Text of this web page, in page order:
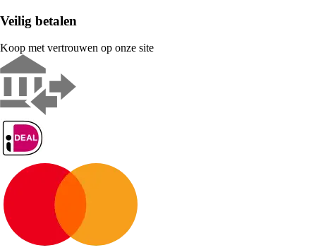
Veilig betalen
Koop met vertrouwen op onze site